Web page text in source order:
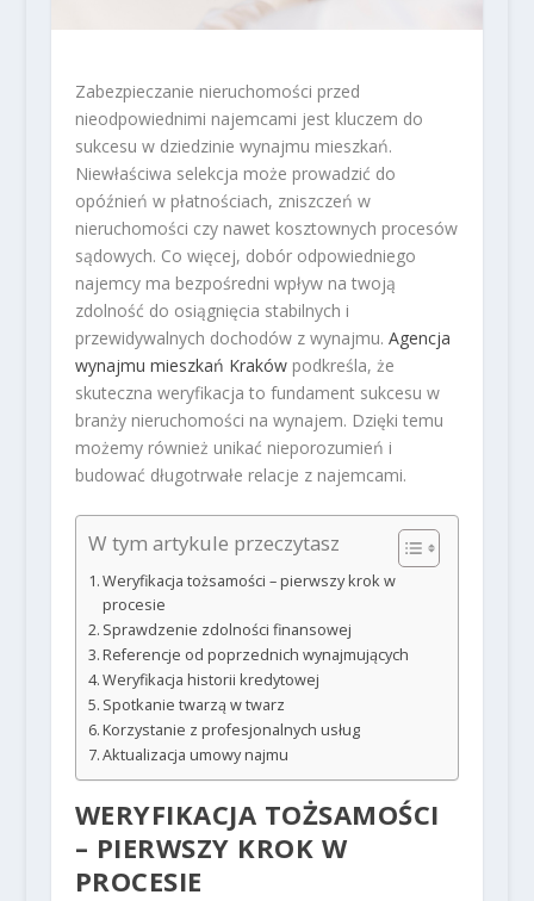
Zabezpieczanie nieruchomości przed
nieodpowiednimi najemcami jest kluczem do
sukcesu w dziedzinie wynajmu mieszkań.
Niewłaściwa selekcja może prowadzić do
opóźnień w płatnościach, zniszczeń w
nieruchomości czy nawet kosztownych procesów
sądowych. Co więcej, dobór odpowiedniego
najemcy ma bezpośredni wpływ na twoją
zdolność do osiągnięcia stabilnych i
przewidywalnych dochodów z wynajmu. Agencja
wynajmu mieszkań Krakówpodkreśla, że
skuteczna weryfikacja to fundament sukcesu w
branży nieruchomości na wynajem. Dzięki temu
możemy również unikać nieporozumień i
budować długotrwałe relacje z najemcami.
W tym artykule przeczytasz
Weryfikacja tożsamości – pierwszy krok w
procesie
Sprawdzenie zdolności finansowej
Referencje od poprzednich wynajmujących
Weryfikacja historii kredytowej
Spotkanie twarzą w twarz
Korzystanie z profesjonalnych usług
Aktualizacja umowy najmu
WERYFIKACJA TOŻSAMOŚCI
– PIERWSZY KROK W
PROCESIE